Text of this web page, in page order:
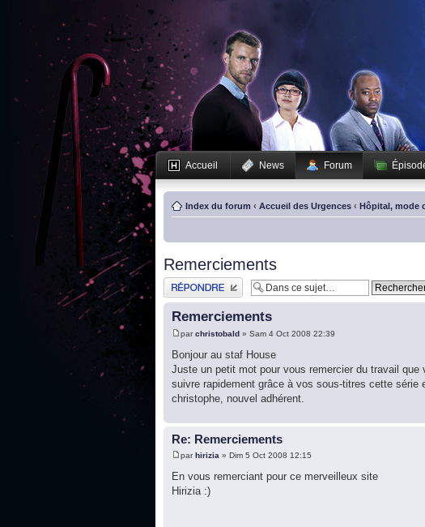
Accueil News Forum
Index du forum ‹ Accueil des Urgences ‹ Hôpital, mode
Remerciements
Publier une réponse
Remerciements
parchristobald » Sam 4 Oct 2008 22:39
Bonjour au staf House
Juste un petit mot pour vous remercier du travail
suivre rapidement grâce à vos sous-titres cette série
christophe, nouvel adhérent.
Re: Remerciements
parhirizia » Dim 5 Oct 2008 12:15
En vous remerciant pour ce merveilleux site
Hirizia :)